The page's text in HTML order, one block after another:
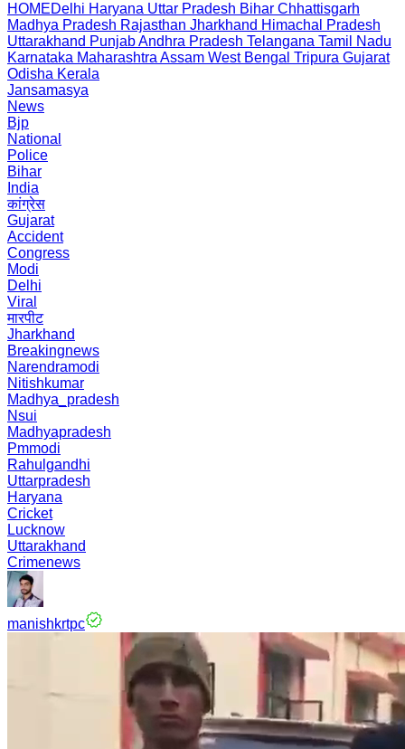
HOMEDelhi Haryana Uttar Pradesh Bihar Chhattisgarh
Madhya Pradesh Rajasthan Jharkhand Himachal Pradesh
Uttarakhand PunjabAndhra Pradesh Telangana Tamil Nadu
Karnataka Maharashtra Assam West Bengal Tripura Gujarat
Odisha Kerala
Jansamasya
News
Bjp
National
Police
Bihar
India
कांग्रेस
Gujarat
Accident
Congress
Modi
Delhi
Viral
मारपीट
Jharkhand
Breakingnews
Narendramodi
Nitishkumar
Madhya_pradesh
Nsui
Madhyapradesh
Pmmodi
Rahulgandhi
Uttarpradesh
Haryana
Cricket
Lucknow
Uttarakhand
Crimenews
manishkrtpc